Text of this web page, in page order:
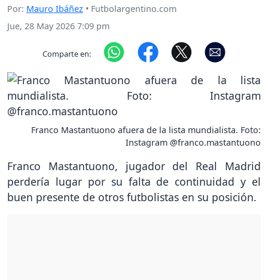
Por: Mauro Ibáñez • Futbolargentino.com
Jue, 28 May 2026 7:09 pm
Comparte en:
Franco Mastantuono afuera de la lista mundialista. Foto:
Instagram @franco.mastantuono
Franco Mastantuono, jugador del Real Madrid
perdería lugar por su falta de continuidad y el
buen presente de otros futbolistas en su posición.